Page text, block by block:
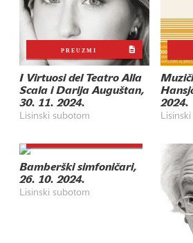
PREUZMI
I Virtuosi del Teatro Alla
Scala i Darija Auguštan,
30. 11. 2024.
Lisinski subotom
2024.
PDF 3.2 MB
Bamberški simfoničari,
26. 10. 2024.
Lisinski subotom